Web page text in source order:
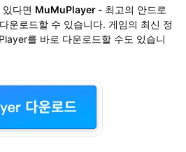
다면 MuMuPlayer - 최고의 안드로
운로드할 수 있습니다. 게임의 최신 정
를 바로 다운로드할 수도 있습니